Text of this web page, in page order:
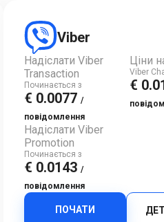
Viber
Надіслати Viber
Transaction
Починається з
€ 0.0077 /
повідомлення
Надіслати Viber
Promotion
Починається з
€ 0.0143 /
повідомлення
Ціни
Viber
€
ПОЧАТИ